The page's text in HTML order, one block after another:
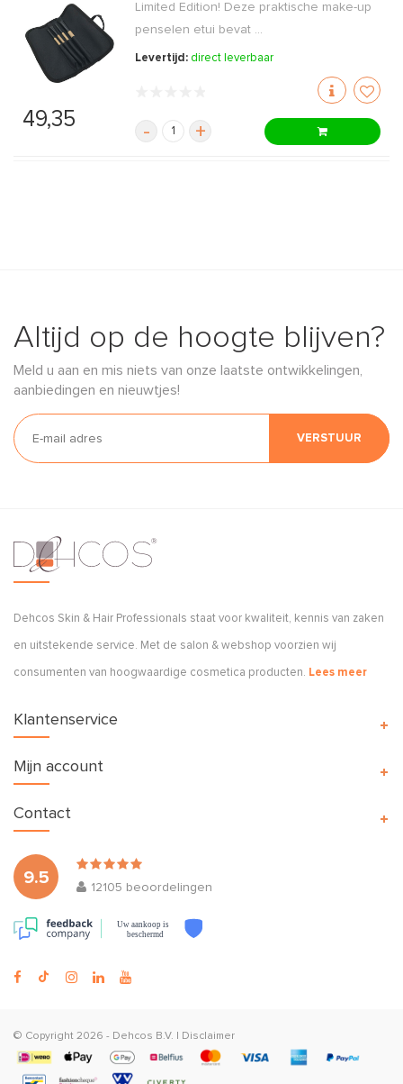
49,35
Limited Edition! Deze praktische make-up
penselen etui bevat ...
Levertijd: direct leverbaar
- +
Altijd op de hoogte blijven?
Meld u aan en mis niets van onze laatste ontwikkelingen,
aanbiedingen en nieuwtjes!
VERSTUUR
Dehcos Skin & Hair Professionals staat voor kwaliteit, kennis van zaken
en uitstekende service. Met de salon & webshop voorzien wij
consumenten van hoogwaardige cosmetica producten. Lees meer
Klantenservice
Mijn account
9.5
12105 beoordelingen
Uw aankoop is
beschermd
Contact
© Copyright 2026 - Dehcos B.V. Disclaimer